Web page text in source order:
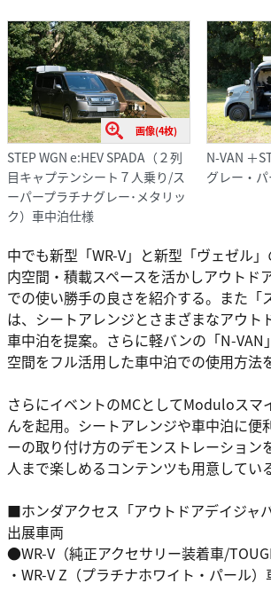
画像(4枚)
STEP WGN e:HEV SPADA（２列
目キャプテンシート７人乗り/ス
ーパープラチナグレー･メタリッ
ク）車中泊仕様
N-VAN ＋
グレー・
中でも新型「WR-V」と新型「ヴェゼル
内空間・積載スペースを活かしアウトド
での使い勝手の良さを紹介する。また「
は、シートアレンジとさまざまなアウト
車中泊を提案。さらに軽バンの「N-VAN
空間をフル活用した車中泊での使用方法
さらにイベントのMCとしてModuloスマ
んを起用。シートアレンジや車中泊に便
ーの取り付け方のデモンストレーション
人まで楽しめるコンテンツも用意してい
■ホンダアクセス「アウトドアデイジャ
出展車両
●WR-V（純正アクセサリー装着車/
・WR-V Z（プラチナホワイト・パール